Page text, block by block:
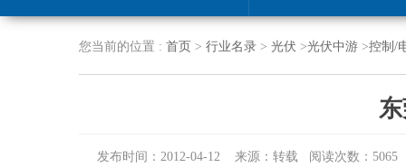
您当前的位置 : 首页 > 行业名录> 光伏 >光伏中游>控制/
发布时间：2012-04-12 来源：转载 阅读次数：5065